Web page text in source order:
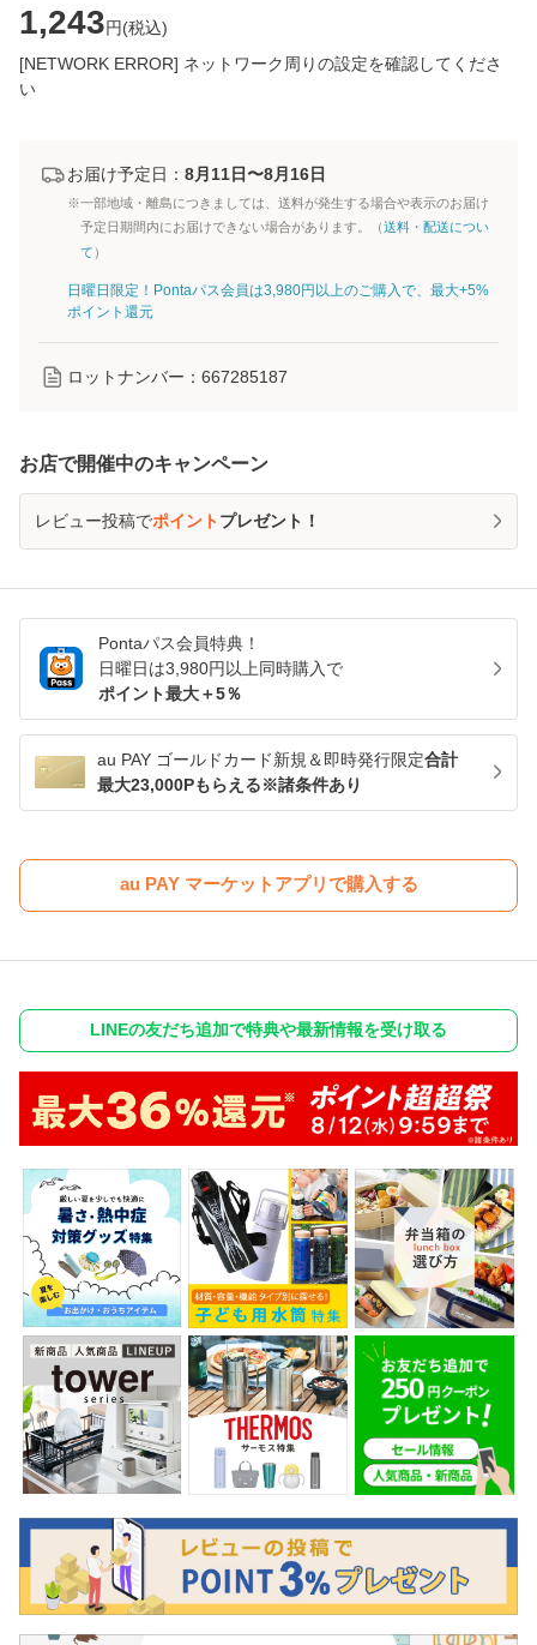
1,243円(税込)
[NETWORK ERROR] ネットワーク周りの設定を確認してくださ
い
お届け予定日： 8月11日〜8月16日
※一部地域・離島につきましては、送料が発生する場合や表示のお届け
予定日期間内にお届けできない場合があります。（送料・配送につい
て ）
日曜日限定！Pontaパス会員は3,980円以上のご購入で、最大+5%
ポイント還元
ロットナンバー： 667285187
お店で開催中のキャンペーン
レビュー投稿でポイントプレゼント！
Pontaパス会員特典！
日曜日は3,980円以上同時購入で
ポイント最大＋5％
au PAY ゴールドカード新規＆即時発行限定合計
最大23,000Pもらえる※諸条件あり
au PAY マーケットアプリで購入する
LINEの友だち追加で特典や最新情報を受け取る